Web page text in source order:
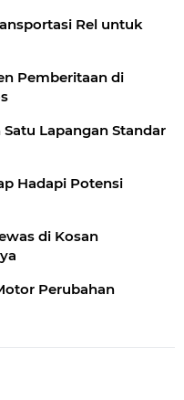
Rel untuk
Pemberitaan di
Lapangan Standar
Hadapi Potensi
di Kosan
Perubahan